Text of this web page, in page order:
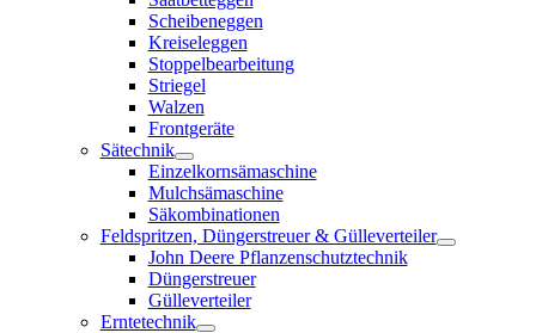
Scheibeneggen
Kreiseleggen
Stoppelbearbeitung
Striegel
Walzen
Frontgeräte
Sätechnik
Einzelkornsämaschine
Mulchsämaschine
Säkombinationen
Feldspritzen, Düngerstreuer & Gülleverteiler
John Deere Pflanzenschutztechnik
Düngerstreuer
Gülleverteiler
Erntetechnik